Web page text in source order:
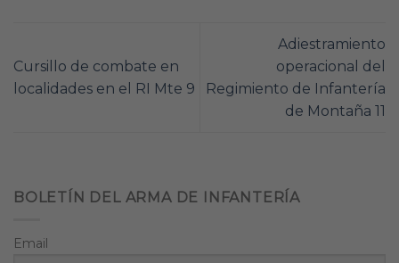
Cursillo de combate en
localidades en el RI Mte 9
Adiestramiento
operacional del
Regimiento de Infantería
de Montaña 11
BOLETÍN DEL ARMA DE INFANTERÍA
Email